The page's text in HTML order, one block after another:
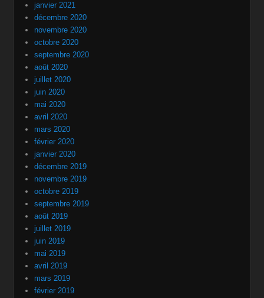
janvier 2021
décembre 2020
novembre 2020
octobre 2020
septembre 2020
août 2020
juillet 2020
juin 2020
mai 2020
avril 2020
mars 2020
février 2020
janvier 2020
décembre 2019
novembre 2019
octobre 2019
septembre 2019
août 2019
juillet 2019
juin 2019
mai 2019
avril 2019
mars 2019
février 2019